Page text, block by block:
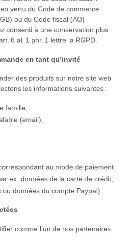
vertu du Code de commerce
ou du Code fiscal (AO)
consenti à une conservation plus
6 al. 1 phr. 1 lettre a RGPD.
en tant qu’invité
des produits sur notre site web
les informations suivantes :
famille,
(email),
au mode de paiement
ex. données de la carte de crédit,
données du compte Paypal).
comme l’un de nos partenaires